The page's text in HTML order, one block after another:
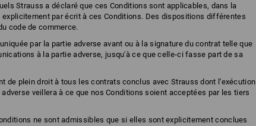
Strauss a déclaré que ces Conditions sont applicables, dans la
par écrit à ces Conditions. Des dispositions différentes
code de commerce.
par la partie adverse avant ou à la signature du contrat telle que
à la partie adverse, jusqu'à ce que celle-ci fasse part de sa
de plein droit à tous les contrats conclus avec Strauss dont l'exécution
veillera à ce que nos Conditions soient acceptées par les tiers
ne sont admissibles que si elles sont explicitement conclues